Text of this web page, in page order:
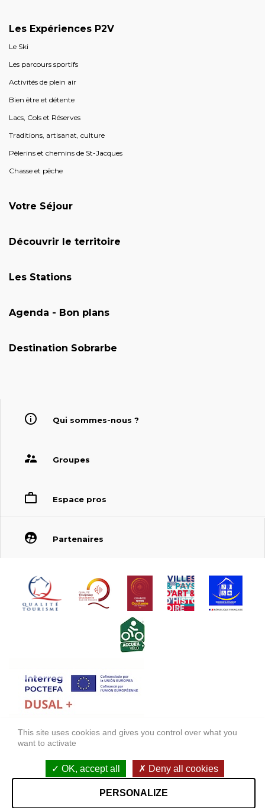
Les Expériences P2V
Le Ski
Les parcours sportifs
Activités de plein air
Bien être et détente
Lacs, Cols et Réserves
Traditions, artisanat, culture
Pèlerins et chemins de St-Jacques
Chasse et pêche
Votre Séjour
Découvrir le territoire
Les Stations
Agenda - Bon plans
Destination Sobrarbe
Qui sommes-nous ?
Groupes
Espace pros
Partenaires
FONDS EUROPÉEN DE DÉVELOPPEMENT RÉGIONAL (FEDER)
Mentions légales
Accessibilité : non conforme
StudioJuillet
This site uses cookies and gives you control over what you
want to activate
OK, accept all Deny all cookies
PERSONALIZE